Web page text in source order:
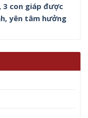
3 con giáp được
yên tâm hưởng